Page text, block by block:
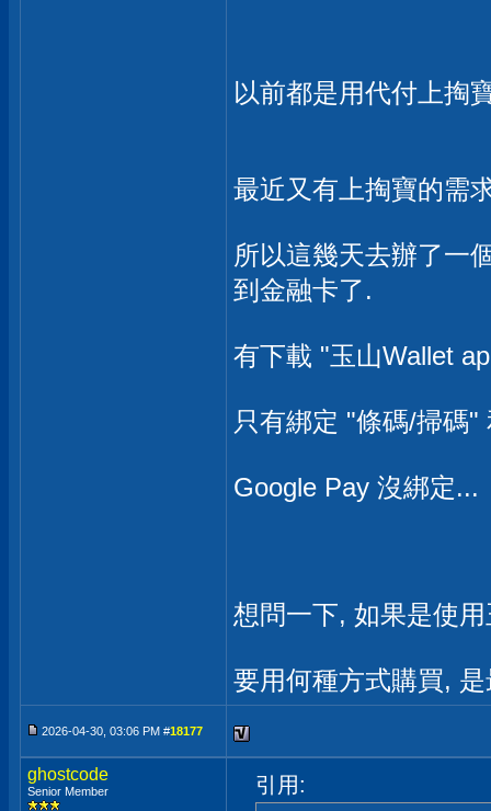
以前都是用代付上掏
最近又有上掏寶的需
所以這幾天去辦了一
到金融卡了.
有下載 "玉山Wallet
只有綁定 "條碼/掃碼
Google Pay 沒綁定...
想問一下, 如果是使
要用何種方式購買,
2026-04-30, 03:06 PM #18177
ghostcode
Senior Member 引用: